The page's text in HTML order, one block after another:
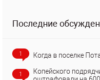
Последние
1 Когда в поселке
1
Копейского